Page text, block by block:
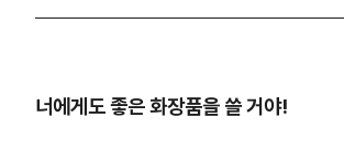
너에게도 좋은 화장품을 쓸 거야!